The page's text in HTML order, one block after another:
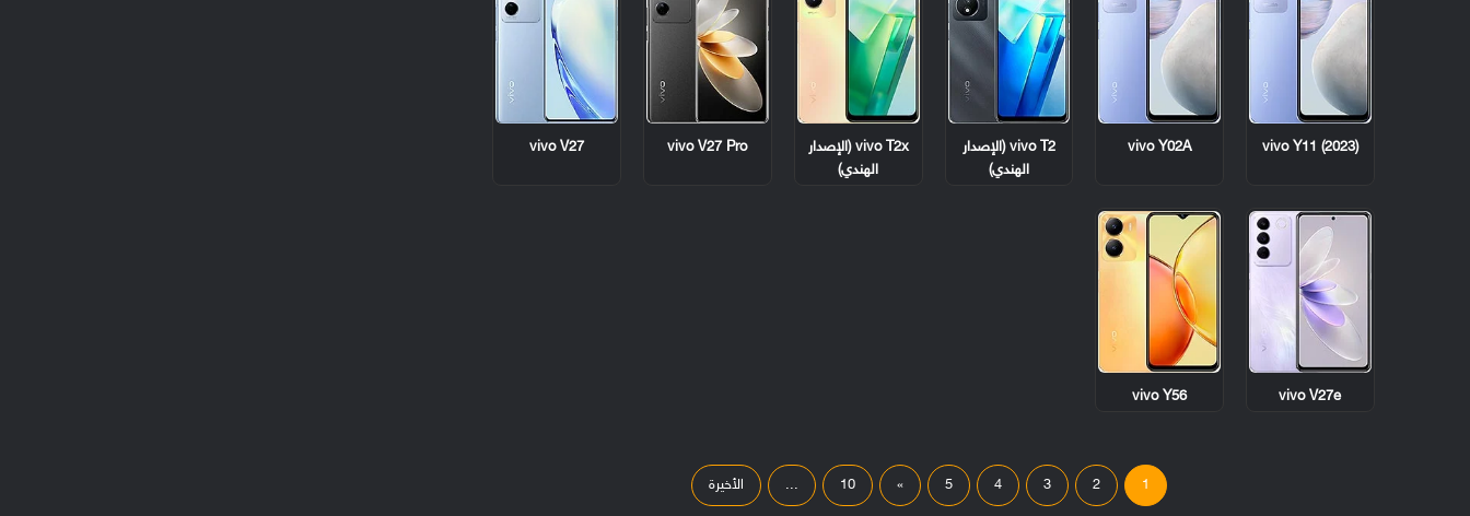
vivo Y11 (2023)
vivo Y02A
vivo T2 (الإصدار
الهندي)
vivo T2x (الإصدار
الهندي)
vivo V27 Pro
vivo V27
vivo V27e
vivo Y56
1
2
3
4
5
»
10
... الأخيرة